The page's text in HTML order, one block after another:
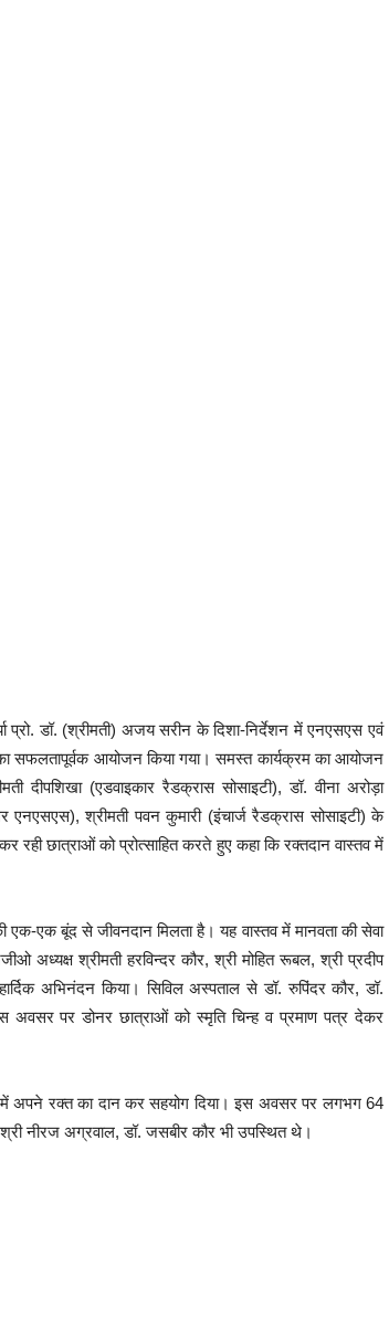
प्रो. डॉ. (श्रीमती) अजय सरीन के दिशा-निर्देशन में एनएसएस एवं
सफलतापूर्वक आयोजन किया गया। समस्त कार्यक्रम का आयोजन
दीपशिखा (एडवाइकार रैडक्रास सोसाइटी), डॉ. वीना अरोड़ा
श्रीमती पवन कुमारी (इंचार्ज रैडक्रास सोसाइटी) के
रही छात्राओं को प्रोत्साहित करते हुए कहा कि रक्तदान वास्तव में
एक बूंद से जीवनदान मिलता है। यह वास्तव में मानवता की सेवा
अध्यक्ष श्रीमती हरविन्दर कौर, श्री मोहित रूबल, श्री प्रदीप
अभिनंदन किया। सिविल अस्पताल से डॉ. रुपिंदर कौर, डॉ.
पर डोनर छात्राओं को स्मृति चिन्ह व प्रमाण पत्र देकर
में अपने रक्त का दान कर सहयोग दिया। इस अवसर पर लगभग 64
नीरज अग्रवाल, डॉ. जसबीर कौर भी उपस्थित थे।